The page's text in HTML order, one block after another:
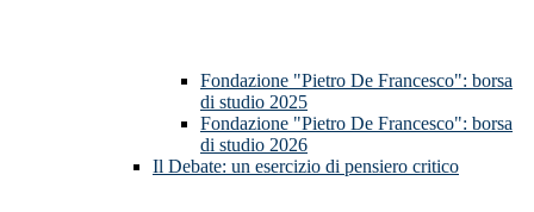
Fondazione "Pietro De Francesco": borsa
di studio 2025
Fondazione "Pietro De Francesco": borsa
di studio 2026
Il Debate: un esercizio di pensiero critico